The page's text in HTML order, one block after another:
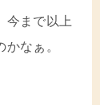
今まで以上
なぁ。